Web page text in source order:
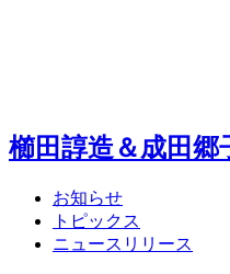
櫛田諄造＆成田郷
お知らせ
トピックス
ニュースリリース